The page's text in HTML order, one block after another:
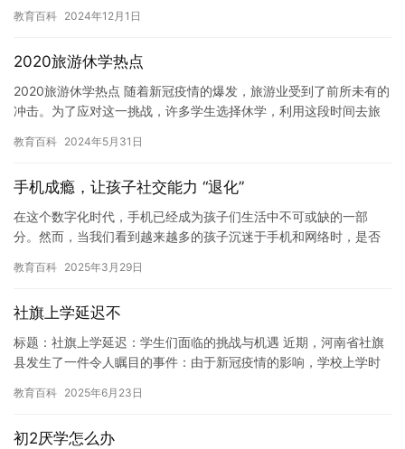
教育百科 2024年12月1日
2020旅游休学热点
2020旅游休学热点 随着新冠疫情的爆发，旅游业受到了前所未有的
冲击。为了应对这一挑战，许多学生选择休学，利用这段时间去旅
教育百科 2024年5月31日
手机成瘾，让孩子社交能力 “退化”
在这个数字化时代，手机已经成为孩子们生活中不可或缺的一部
分。然而，当我们看到越来越多的孩子沉迷于手机和网络时，是否
力正…
教育百科 2025年3月29日
社旗上学延迟不
标题：社旗上学延迟：学生们面临的挑战与机遇 近期，河南省社旗
县发生了一件令人瞩目的事件：由于新冠疫情的影响，学校上学时
带来…
教育百科 2025年6月23日
初2厌学怎么办